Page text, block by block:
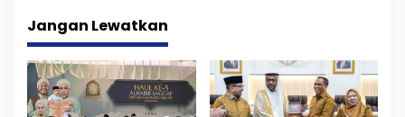
g
a
s
Jangan Lewatkan